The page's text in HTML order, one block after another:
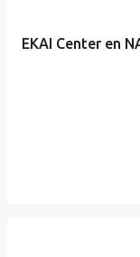
EKAI Center en